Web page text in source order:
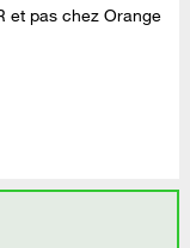
et pas chez Orange